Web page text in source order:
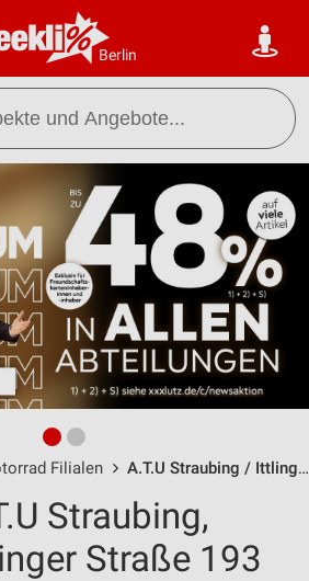
Berlin
Filialen A.T.U Straubing / Ittlinger Straße 193 - Öffnungszeiten & Adresse
Straubing,
Straße 193